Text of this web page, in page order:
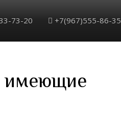
73-20 +7(967)555-86-35
имеющие